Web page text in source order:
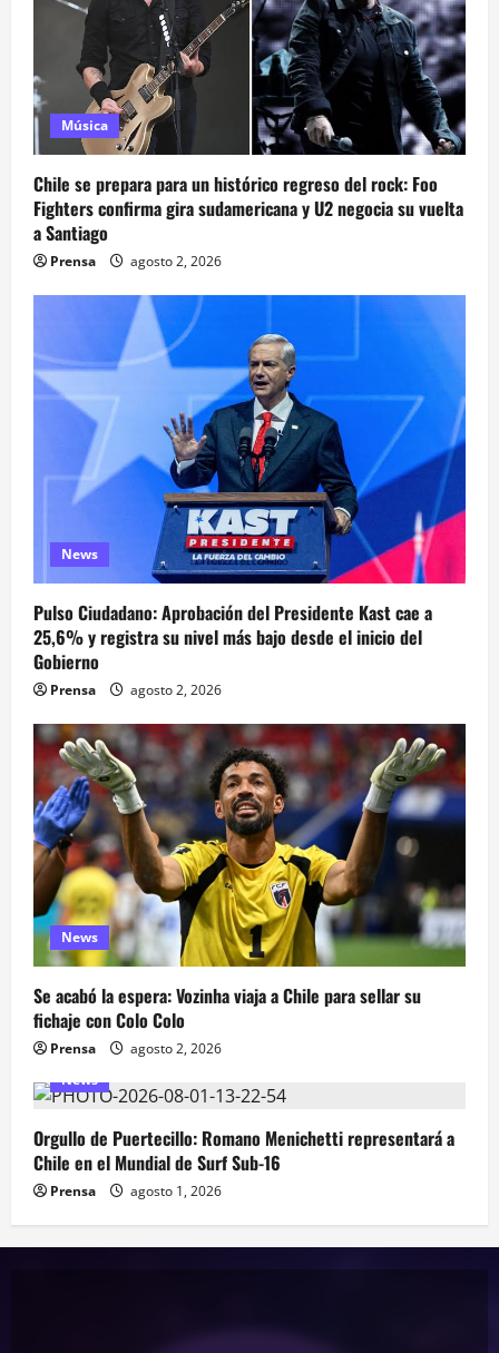
Música
Chile se prepara para un histórico regreso del rock: Foo
Fighters confirma gira sudamericana y U2 negocia su vuelta
a Santiago
Prensa agosto 2, 2026
News
Pulso Ciudadano: Aprobación del Presidente Kast cae a
25,6% y registra su nivel más bajo desde el inicio del
Gobierno
Prensa agosto 2, 2026
News
Se acabó la espera: Vozinha viaja a Chile para sellar su
fichaje con Colo Colo
Prensa
agosto 2, 2026
News
Orgullo de Puertecillo: Romano Menichetti representará a
Chile en el Mundial de Surf Sub-16
Prensa agosto 1, 2026